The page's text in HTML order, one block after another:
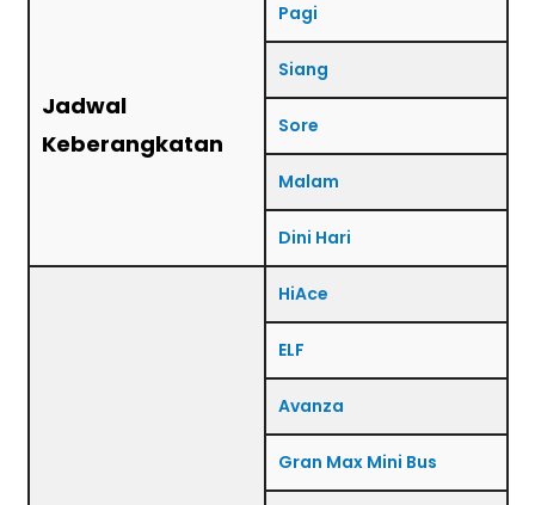
Jadwal
Keberangkatan
Pagi
Siang
Sore
Malam
Dini Hari
HiAce
ELF
Avanza
Gran Max Mini Bus